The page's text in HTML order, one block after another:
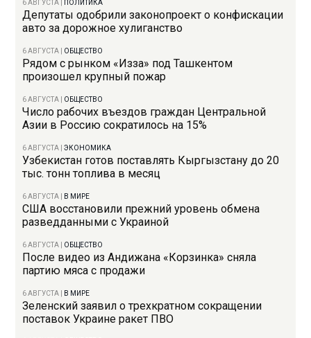
6 АВГУСТА ПОЛИТИКА
Депутаты одобрили законопроект о конфискации
авто за дорожное хулиганство
6 АВГУСТА ОБЩЕСТВО
Рядом с рынком «Изза» под Ташкентом
произошел крупный пожар
6 АВГУСТА ОБЩЕСТВО
Число рабочих въездов граждан Центральной
Азии в Россию сократилось на 15%
6 АВГУСТА |ЭКОНОМИКА
Узбекистан готов поставлять Кыргызстану до 20
тыс. тонн топлива в месяц
6 АВГУСТА В МИРЕ
США восстановили прежний уровень обмена
разведданными с Украиной
6 АВГУСТА ОБЩЕСТВО
После видео из Андижана «Корзинка» сняла
партию мяса с продажи
6 АВГУСТА В МИРЕ
Зеленский заявил о трехкратном сокращении
поставок Украине ракет ПВО